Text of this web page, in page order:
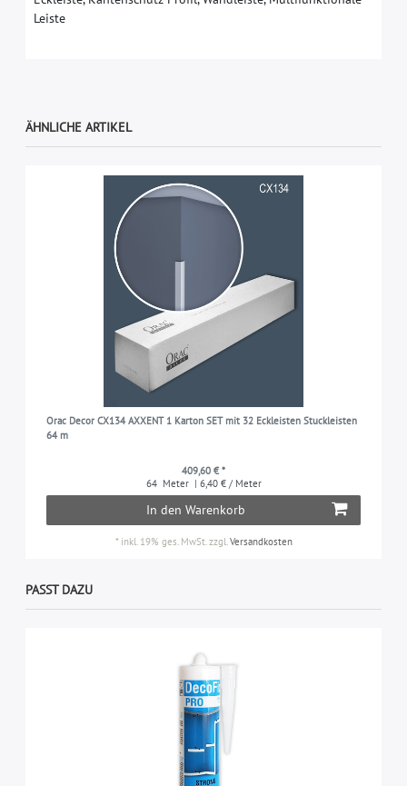
Leiste
ÄHNLICHE ARTIKEL
Orac Decor CX134 AXXENT 1 Karton SET mit 32 Eckleisten Stuckleisten
64 m
409,60 € *
64 Meter | 6,40 € / Meter
In den Warenkorb
* inkl. 19% ges. MwSt.zzgl.Versandkosten
PASST DAZU